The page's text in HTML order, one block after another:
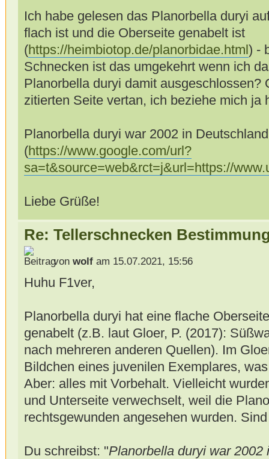
Ich habe gelesen das Planorbella duryi
flach ist und die Oberseite genabelt ist
(https://heimbiotop.de/planorbidae.html ) -
Schnecken ist das umgekehrt wenn ich
Planorbella duryi damit ausgeschlossen?
zitierten Seite vertan, ich beziehe mich ja
Planorbella duryi war 2002 in
(https://www.google.com/url?
sa=t&source=web&rct=j&url=https://
Liebe Grüße!
Re: Tellerschnecken
von wolfam 15.07.2021, 15:56
Huhu F1ver,
Planorbella duryi hat eine flache
genabelt (z.B. laut Gloer, P. (2017):
nach mehreren anderen Quellen). Im
Bildchen eines juvenilen Exemplares,
Aber: alles mit Vorbehalt. Vielleicht
und Unterseite verwechselt, weil die
rechtsgewunden angesehen wurden.
Du schreibst: "Planorbella duryi war